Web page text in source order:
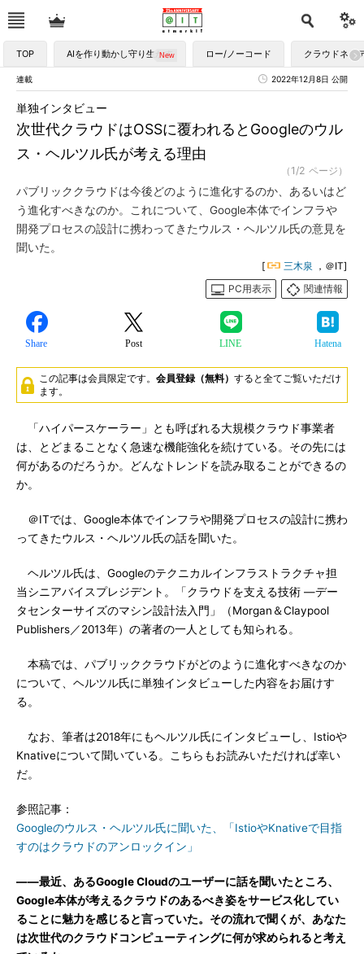
TOP AIを作り動かし守り生かす ロー/ノーコード クラウドネイ
連載 2022年12月8日 公開
次世代クラウドはOSSに覆われるとGoogleのウル
ス・ヘルツル氏が考える理由
単独インタビュー
（1/2 ページ）
パブリッククラウドは今後どのように進化するのか、あるいはど
う進化すべきなのか。これについて、Google本体でインフラや
開発プロセスの設計に携わってきたウルス・ヘルツル氏の意見を
聞いた。
[ 三木泉 ，＠IT]
PC用表示
関連情報
Share Post LINE Hatena
この記事は会員限定です。 会員登録（無料） すると全てご覧いただけ
ます。
「ハイパースケーラー」とも呼ばれる大規模クラウド事業者
は、とどまることなく急速な機能強化を続けている。その先には
何があるのだろうか。どんなトレンドを読み取ることができるの
か。
＠ITでは、Google本体でインフラや開発プロセスの設計に携わ
ってきたウルス・ヘルツル氏の話を聞いた。
ヘルツル氏は、Googleのテクニカルインフラストラクチャ担
当シニアバイスプレジデント。「クラウドを支える技術 ―デー
タセンターサイズのマシン設計法入門」（Morgan＆Claypool
Publishers／2013年）の著者の一人としても知られる。
本稿では、パブリッククラウドがどのように進化すべきなのか
について、ヘルツル氏に単独インタビューした内容をお届けす
る。
なお、筆者は2018年にもヘルツル氏にインタビューし、Istioや
Knativeについて聞いている。こちらもお読みいただければ幸い
だ。
参照記事：
Googleのウルス・ヘルツル氏に聞いた、「IstioやKnativeで目指
すのはクラウドのアンロックイン」
――最近、あるGoogle Cloudのユーザーに話を聞いたところ、
Google本体が考えるクラウドのあるべき姿をサービス化してい
ることに魅力を感じると言っていた。その流れで聞くが、あなた
は次世代のクラウドコンピューティングに何が求められると考え